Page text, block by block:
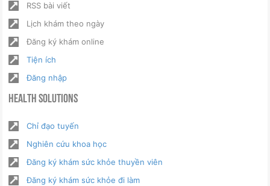
RSS bài viết
Lịch khám theo ngày
Đăng ký khám online
Tiện ích
Đăng nhập
Health Solutions
Chỉ đạo tuyến
Nghiên cứu khoa học
Đăng ký khám sức khỏe thuyền viên
Đăng ký khám sức khỏe đi làm